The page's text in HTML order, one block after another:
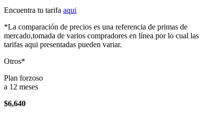
Encuentra tu tarifa aqui
*La comparación de precios es una referencia de primas de
mercado,tomada de varios compradores en línea por lo cual las
tarifas aqui presentadas pueden variar.
Otros*
Plan forzoso
a 12 meses
$6,640